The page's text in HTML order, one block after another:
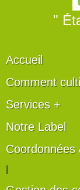
"
Accueil
Comment
Services +
Notre Label
Coordonnées